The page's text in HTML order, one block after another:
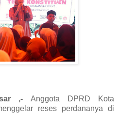
,- Anggota DPRD Kota
reses perdananya di